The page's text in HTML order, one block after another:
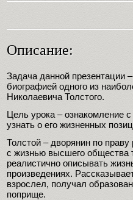
Описание:
Задача данной презентации
биографией одного из
Николаевича Толстого.
Цель урока – ознакомление
узнать о его жизненных
Толстой – дворянин по
с жизнью высшего общества
реалистично описывать
произведениях.
взрослел, получал
поприще.